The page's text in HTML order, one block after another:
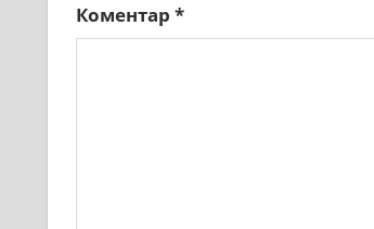
Коментар *